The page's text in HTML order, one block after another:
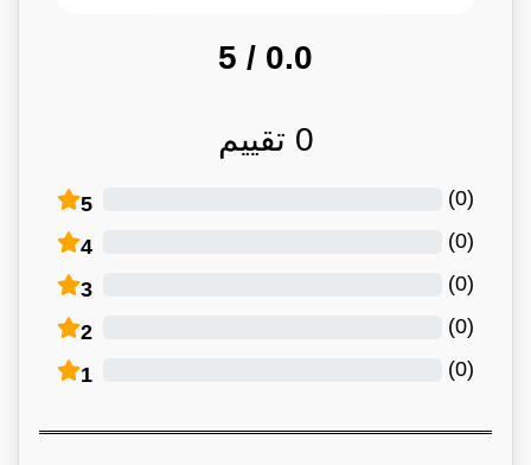
0.0
/ 5
0 تقييم
5 (
0
)
4 (
0
)
3 (
0
)
2 (
0
)
1 (
0
)